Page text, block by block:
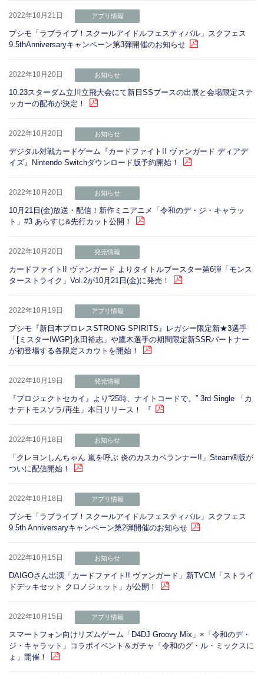
2022年10月21日 アプリ情報
ブシモ「ラブライブ！スクールアイドルフェスティバル」スクフェス
9.5thAnniversaryキャンペーン第3弾開催のお知らせ
2022年10月20日 お知らせ
10.23スターダム立川立飛大会にて新日SSブースの出展と会場限定ステ
ッカーの配布が決定！
2022年10月20日 お知らせ
デジタル対戦カードゲーム『カードファイト!! ヴァンガード ディアデ
イズ』Nintendo Switchダウンロード版予約開始！
2022年10月20日 お知らせ
10月21日(金)放送・配信！新作ミニアニメ「令和のデ・ジ・キャラッ
ト」#3 あらすじ&先行カット公開！
2022年10月20日 発売情報
カードファイト!! ヴァンガード よりタイトルブースター第6弾「モンス
ターストライク」Vol.2が10月21日(金)に発売！
2022年10月19日 アプリ情報
ブシモ『新日本プロレスSTRONG SPIRITS』レガシー限定新★3選手
「[ミスターIWGP]永田裕志」や鷹木選手の期間限定新SSRパートナー
が初登場する各限定スカウトを開始！
2022年10月19日 発売情報
『プロジェクトセカイ』より“25時、ナイトコードで。” 3rd Single 「カ
ナデトモスソラ/再生」本日リリース！ 『
2022年10月18日 お知らせ
「クレヨンしんちゃん 嵐を呼ぶ 炎のカスカベランナー!!」Steam®版が
ついに配信開始！
2022年10月18日 アプリ情報
ブシモ「ラブライブ！スクールアイドルフェスティバル」スクフェス
9.5th Anniversaryキャンペーン第2弾開催のお知らせ
2022年10月15日 お知らせ
DAIGOさん出演「カードファイト!! ヴァンガード」新TVCM「ストライ
ドデッキセット クロノジェット」が公開！
2022年10月15日 アプリ情報
スマートフォン向けリズムゲーム「D4DJ Groovy Mix」×「令和のデ・
ジ・キャラット」コラボイベント＆ガチャ「令和のグ・ル・ミックスに
ょ」開催！